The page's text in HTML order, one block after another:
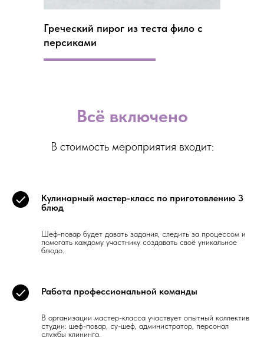
Греческий пирог из теста фило с
персиками
Всё включено
В стоимость мероприятия входит:
Кулинарный мастер-класс по приготовлению 3
блюд
Шеф-повар будет давать задания, следить за процессом и
помогать каждому участнику создавать своё уникальное
блюдо.
Работа профессиональной команды
В организации мастер-класса участвует опытный коллектив
студии: шеф-повар, су-шеф, администратор, персонал
службы клининга.